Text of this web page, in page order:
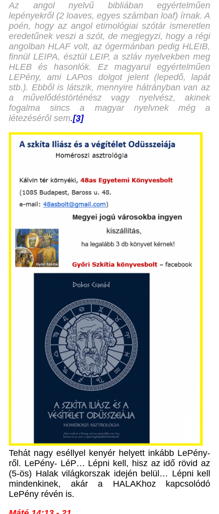
Az angol nyelvű bibliában egyértelműen
lepényekről (2 loaves, egyes számban loaf) írnak. A
poén, hogy az angol etimológiai szótár ismeretlen
eredetűnek veszi a szót, de megjegyzi, hogy a régi
angolban HLAF volt, az ógermánban pedig HLEIB,
finnül LEIPA, észtül LEIP, a szláv nyelvekben meg
HLEB és hasonlók. Ez magyarul egyértelműen
LEPény, ami LAPos dolgot jelent (lepedő, lapát
stb.). Ebből is látszik, mennyire hátrányban van az
a művelődéstörténész vagy nyelvész, akinek
fogalma sincs a magyar nyelvnek még a
létezéséről sem.[3]
Tehát nagy eséllyel kenyér helyett inkább LePény-
ről. LePény- LéP… Lépni kell, hisz az idő rövid az
(5-ös) Halak világkorszak idején belül… Lépni kell
mindenkinek, akár a HALAKhoz kapcsolódó
LePény révén is.